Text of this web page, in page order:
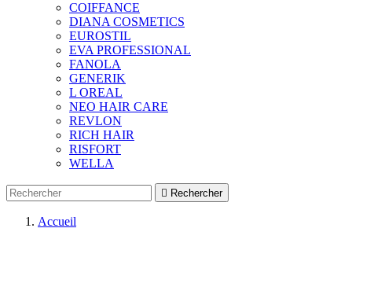
COIFFANCE
DIANA COSMETICS
EUROSTIL
EVA PROFESSIONAL
FANOLA
GENERIK
L OREAL
NEO HAIR CARE
REVLON
RICH HAIR
RISFORT
WELLA
 Rechercher
Accueil